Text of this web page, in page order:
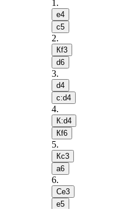
1 .
e4
c5
2.
Кf3
d6
3.
d4
c:d4
4.
К:d4
Кf6
5.
Кc3
a6
6.
Сe3
e5